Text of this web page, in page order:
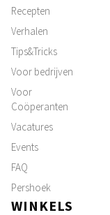
Recepten
Verhalen
Tips&Tricks
Voor bedrijven
Voor
Coöperanten
Vacatures
Events
FAQ
Pershoek
WINKELS